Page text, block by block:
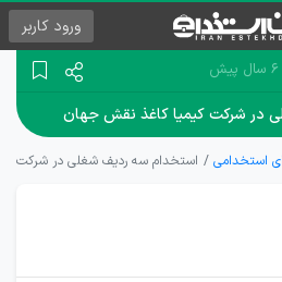
ورود کاربر
۶ سال پیش
در شرکت کیمیا کاغذ نقش جهان
استخدامی استخدام سه ردیف شغلی در شرکت